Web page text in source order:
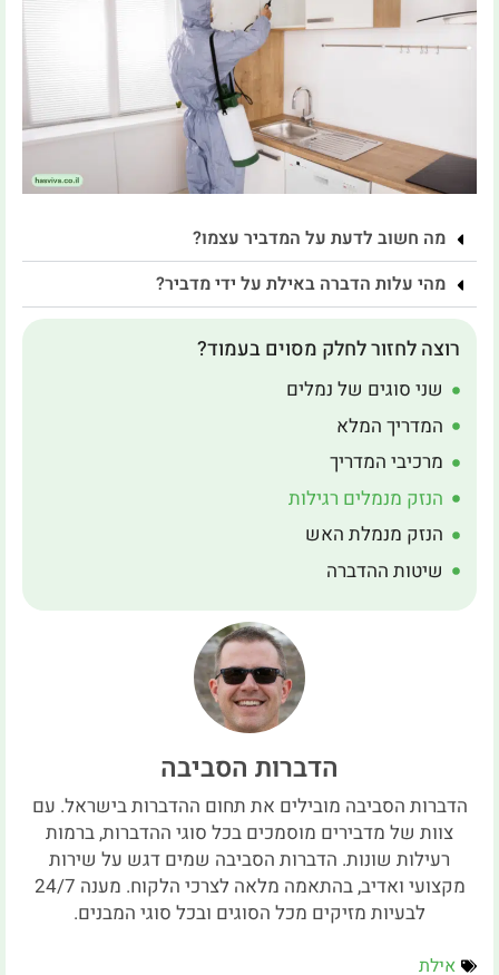
מה חשוב לדעת על המדביר עצמו?
מהי עלות הדברה באילת על ידי מדביר?
רוצה לחזור לחלק מסוים בעמוד?
שני סוגים של נמלים
המדריך המלא
מרכיבי המדריך
הנזק מנמלים רגילות
הנזק מנמלת האש
שיטות ההדברה
הדברות הסביבה
הדברות הסביבה מובילים את תחום ההדברות בישראל. עם
צוות של מדבירים מוסמכים בכל סוגי ההדברות, ברמות
רעילות שונות. הדברות הסביבה שמים דגש על שירות
מקצועי ואדיב, בהתאמה מלאה לצרכי הלקוח. מענה 24/7
לבעיות מזיקים מכל הסוגים ובכל סוגי המבנים.
אילת